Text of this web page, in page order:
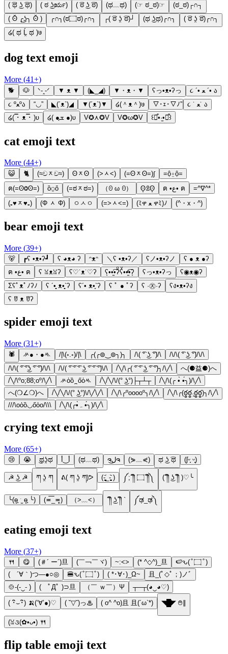
( ͡ಥ ͜ʖ ͡ಥ)
( ಠ ͜ʖರೃ) ( ͡ಠ ͜ʖ ͡ಠ) (ಥ﹏ಥ) (☞ ಠ_ಠ)☞
(ಠ_ಠ)┌∩┐
( ʘ̆ ╭͜ʖ╮ ʘ̆ )
╭∩╮(ಠ۝ಠ)╭∩╮ ┌( ͡ಠ ʖ̯ ͡ಠ)┘ (ಥ ͜ʖಥ)╭∩╮
( ͡ಠ ʖ̯ ͡ಠ)╭∩╮
໒( ಥ Ĺ̯ ಥ )७
dog text emoji
More (41+)
🐕 🐶 ᐠ-ꞈ-ᐟ ▼ ᴥ ▼ (◣_◢) ▼・ᴥ・▼ ʕっ•ᴥ•ʔっ
૮ ´• ﻌ ´• ა
૮ ºﻌºა
“◡” ◣(´ᴥ`)◢ ▼(´ᴥ`)▼ ໒(＾ᴥ＾)७ ▽･ｪ･▽ﾉ”
૮ ˙ ﻌ˙ ა
໒( ̿･ ᴥ ̿･ )ʋ
໒( ●ܫฺ ●)ʋ V✪⋏✪V V✪ω✪V ꒰⌯͒•·̫•⌯͒꒱
cat emoji text
More (44+)
😺 🐈 (≈චᆽච≈) ʘᆽʘ (˃ᆺ˂) (=ʘᆽʘ=)∫
=ộ⍛ộ=
ฅ(=ʘⰙʘ=)
ὃ⍜ὅ (=ಠᆽಠ=) （ꏿ ω ꏿ） ʘ̥ꀾʘ̥ ฅ •ع• ฅ
=^∇^*
(₌♥ᆽ♥₌)
(Φ ᆺ Φ) ㅇㅅㅇ (=˃ᆺ˂=) (ﾐዋ ﻌ ዋﾐ)ﾉ (^・x・^)
bear emoji text
More (39+)
🐻 ┏ʕ •ᴥ•ʔ┛ ʕ ◕ᴥ◕ ʔ ᵔᴥᵔ ＼ʕ •ᴥ•ʔ／ ʕノ•ᴥ•ʔノ
ʕ ● ᴥ ●ʔ
ฅ •ع• ฅ
ʕ ꈍᴥꈍʔ ʕ♡˙ᴥ˙♡ʔ ʕ͙••̫͑͡•ʔͦʕͮ••̫ͤ͡•ʔ͙ ʕっ•ᴥ•ʔっ
ʕ◉ᴥ◉ʔ
Σʕﾟᴥﾟﾉʔﾉ
ʕ ´•̥̥̥ ᴥ•̥̥̥`ʔ ʕ´• ᴥ•̥`ʔ ʕ ﾟ ● ﾟʔ ʕ ·㉨·ʔ
ʕง•ᴥ•ʔง
ʕ ꆤ ᴥ ꆤʔ
spider emoji text
More (31+)
🕷 ᄽ●・●ᄿ /|\(◦.◦)/|\ ╭(╭⊚‿⊚╮)╮ /\( ͡° ͜ʖ ͡°)/\
/\/\( ͡° ͜ʖ ͡°)/\/\
/\/\( ͡° ͡°͜ʖ ͡° ͡°)/\/\
/\/( ͡° ͡° ͡° ͜ʖ ͡° ͡° ͡°)\/\ /╲/\╭( ͡° ͡° ͜ʖ ͡° ͡°)╮/\╱\
へ(⚈益⚈)へ
/╲/\ºo;88;oº/\╱\
ᄽὁȍ ̪ őὀᄿ /╲/╲/\/(° ͜ʖ°)├┬┴┬
/╲/\(╭ •̀ •́╮)/\╱\
へ(❍∠❍)へ
/╲/╲/\/(° ͜ʖ°)\/\╱\╱\ /╲/\╭ºooooº╮/\╱\
/╲/\╭(ఠ్ఠఠ్ఠ˓̭ఠ్ఠఠ్ఠ)╮/\╱\
///\oὁȍ◡őὀo/\\\
/╲/\(╭•̀ﮧ •́╮)/\╱\
crying text emoji
More (65+)
😢 😭 ͜ಥʖ̯ಥ أ‿أ (ಥ﹏ಥ) ຈل͜ຈ (⋟﹏⋞) ಥ ͜ʖ ͡ಥ (ʃᵕ̩̩ ᵕ̩̩)
☭ ͜ʖ ☭ ཀ ʖ̯ ཀ ᕕ( ཀ ʖ̯ ཀ)ᕗ (-̥̥̥̥̥̥̥̥̥̥̥̥̥̥̥̥̥̥̥̥̥̥̥̥̥᷄_-̥̥̥̥̥̥̥̥̥̥̥̥̥̥̥̥̥̥̥̥̥̥̥̥̥᷅ ) ༼;´༎ຶ ۝ ༎ຶ༽ (´༎ຶ ͜ʖ ༎ຶ )♡╰
╰(ɵ̥̥ ˑ̫ ɵ̥̥ ╰) (≖͞_≖̥) （>﹏<） ´༎ຶ ͜ʖ ༎ຶ ` ༼ಢ_ಢ༽
eating emoji text
More (37+)
🍴 😋 (＃´ ー´)旦 (￣￢￣ヾ) ~:<> (* ^◇^)_旦
🍉ԅ( ͒ ۝ ͒ )
( ´∀｀)つ―●○◎
🍔ԅ( ͒ ۝ ͒ ) ( *･∀･)_Ω~
且_(ﾟ◇ﾟ；)ノﾞ
🍲-(-‿- )
( ﾟДﾟ )⊃旦 （￣ ｗ￣）Ψ ┬─┬(◕‿◕♡)
( ･ิ⌣･ิ) 🍌(‘∀’●)♡ ( ˘▽˘)っ♨ ( o^ ^o)且 且(´ω`*) ◥█̆̈◤ ࿉∥
(ꈍ૩(✿•ᴗ•) 🍴
flip table emoji text